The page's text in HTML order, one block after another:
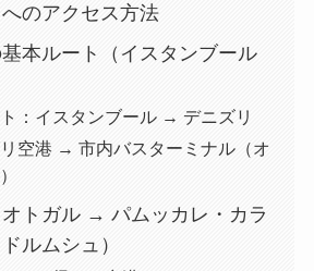
のアクセス方法
本ルート（イスタンブール
：イスタンブール → デニズリ
空港 → 市内バスターミナル（オ
トガル → パムッカレ・カラ
ルムシュ）